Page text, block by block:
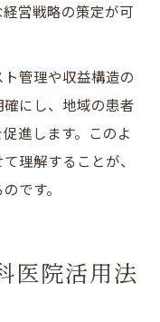
営戦略の策定が可
管理や収益構造の
にし、地域の患者
進します。このよ
理解することが、
です。
医院活用法